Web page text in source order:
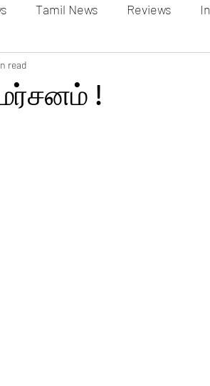
Tamil News Reviews
Events Gallery
!
read